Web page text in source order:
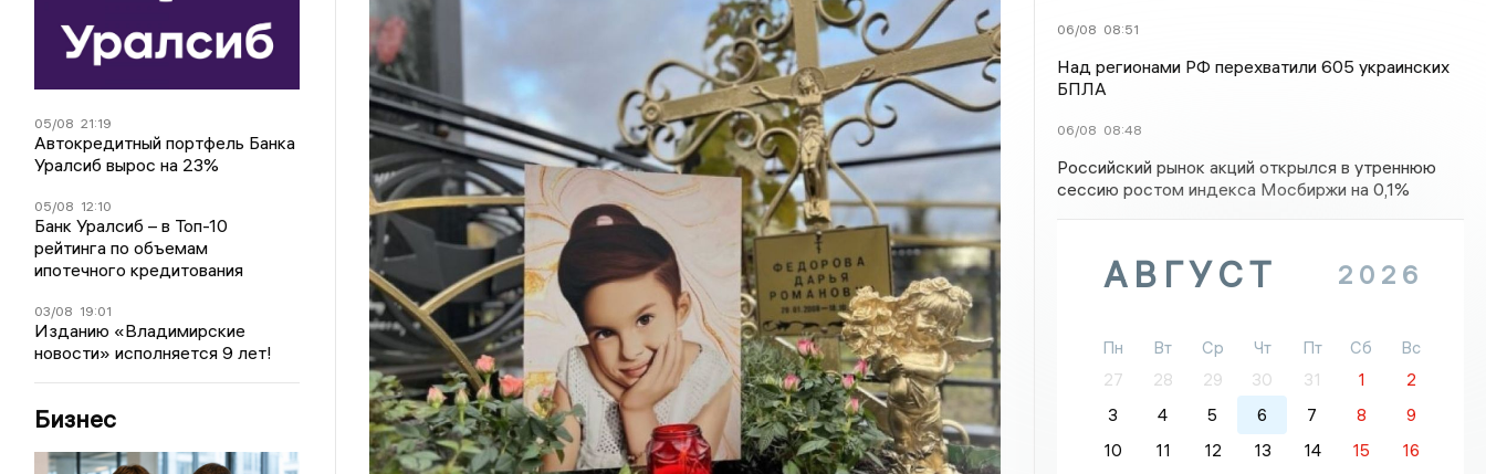
05/08 21:19
Автокредитный портфель Банка
Уралсиб вырос на 23%
05/08 12:10
Банк Уралсиб – в Топ-10
рейтинга по объемам
ипотечного кредитования
03/08 19:01
Изданию «Владимирские
новости» исполняется 9 лет!
Бизнес
06/08 08:51
Над регионами РФ перехватили 605 украинских
БПЛА
06/08 08:48
Российский рынок акций открылся в утреннюю
сессию ростом индекса Мосбиржи на 0,1%
АВГУСТ 2026
Пн Вт Ср Чт Пт Сб
Вс
27
28 29 30 31 1
2
3
4 5 6 7 8
9
10
11 12 13 14 15
16